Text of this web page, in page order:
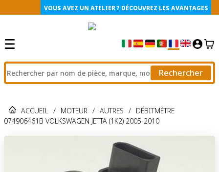
VOUS AVEZ UN ATELIER ? DÉCOUVREZ LES AVANTAGES
Rechercher
ACCUEIL / MOTEUR / AUTRES / DÉBITMÈTRE
074906461B VOLKSWAGEN JETTA (1K2) 2005-2010